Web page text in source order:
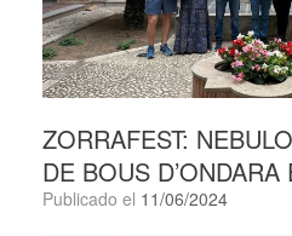
ZORRAFEST:
DE BOUS
Publicado el 11/06/2024